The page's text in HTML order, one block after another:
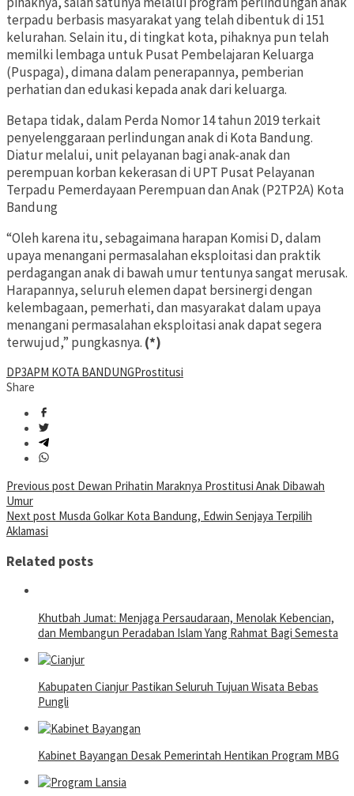
terpadu berbasis masyarakat yang telah dibentuk di 151
kelurahan. Selain itu, di tingkat kota, pihaknya pun telah
memilki lembaga untuk Pusat Pembelajaran Keluarga
(Puspaga), dimana dalam penerapannya, pemberian
perhatian dan edukasi kepada anak dari keluarga.
Betapa tidak, dalam Perda Nomor 14 tahun 2019 terkait
penyelenggaraan perlindungan anak di Kota Bandung.
Diatur melalui, unit pelayanan bagi anak-anak dan
perempuan korban kekerasan di UPT Pusat Pelayanan
Terpadu Pemerdayaan Perempuan dan Anak (P2TP2A) Kota
Bandung
“Oleh karena itu, sebagaimana harapan Komisi D, dalam
upaya menangani permasalahan eksploitasi dan praktik
perdagangan anak di bawah umur tentunya sangat merusak.
Harapannya, seluruh elemen dapat bersinergi dengan
kelembagaan, pemerhati, dan masyarakat dalam upaya
menangani permasalahan eksploitasi anak dapat segera
terwujud,” pungkasnya. (*)
DP3APM KOTA BANDUNGProstitusi
Share
Post
navigation
Previous post Dewan Prihatin Maraknya Prostitusi Anak Dibawah
Umur
Next post Musda Golkar Kota Bandung, Edwin Senjaya Terpilih
Aklamasi
Related posts
Khutbah Jumat: Menjaga Persaudaraan, Menolak Kebencian,
dan Membangun Peradaban Islam Yang Rahmat Bagi Semesta
Kabupaten Cianjur Pastikan Seluruh Tujuan Wisata Bebas
Pungli
Kabinet Bayangan Desak Pemerintah Hentikan Program MBG